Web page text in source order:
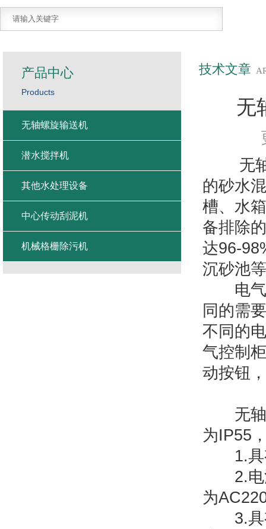
技术文章
无
无轴
的砂水
槽、水
备排除
达96-
沉砂池
电气
同的需
不同的
气控制
动按钮
无轴
为IP55
1.具有
2.电源
为
3.具有
产品中心
Products
无轴螺旋输送机
潜水搅拌机
其他水处理设备
中心传动刮泥机
机械格栅除污机